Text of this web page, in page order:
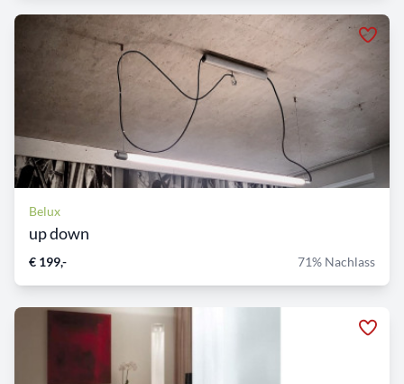
Belux
up down
€ 199,- 71% Nachlass